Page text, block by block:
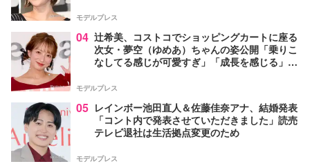
モデルプレス
04 辻希美、コストコでショッピングカートに座る
次女・夢空（ゆめあ）ちゃんの姿公開「乗りこ
なしてる感じが可愛すぎ」「成長を感じる」の
モデルプレス
05 レインボー池田直人＆佐藤佳奈アナ、結婚発表
「コント内で発表させていただきました」読売
テレビ退社は生活拠点変更のため
モデルプレス